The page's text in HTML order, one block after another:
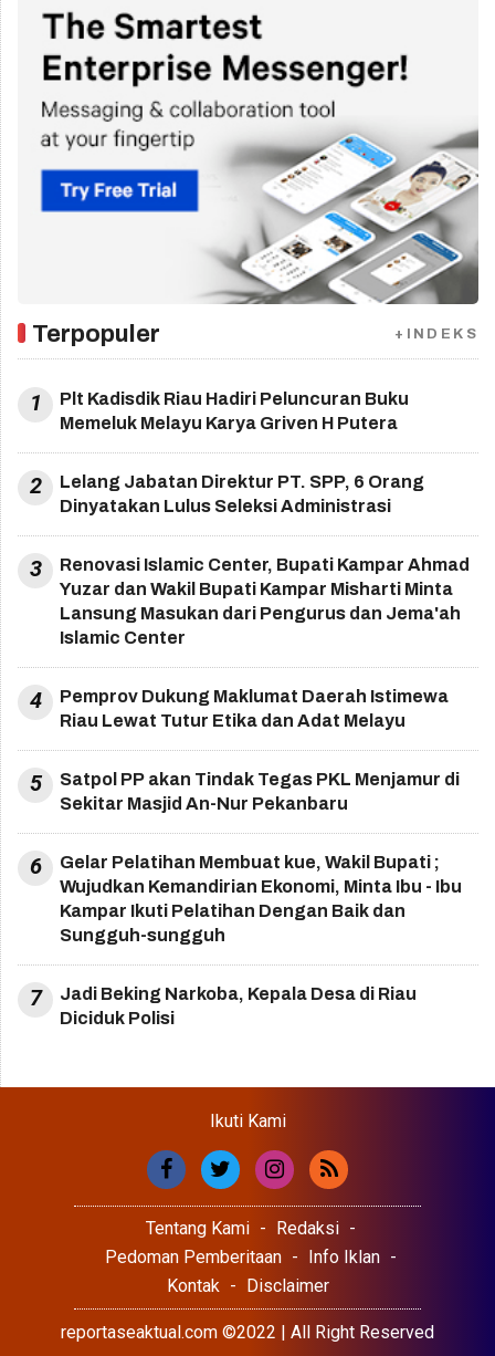
Terpopuler +INDEKS
1
Plt Kadisdik Riau Hadiri Peluncuran Buku
Memeluk Melayu Karya Griven H Putera
2
Lelang Jabatan Direktur PT. SPP, 6 Orang
Dinyatakan Lulus Seleksi Administrasi
3
Renovasi Islamic Center, Bupati Kampar Ahmad
Yuzar dan Wakil Bupati Kampar Misharti Minta
Lansung Masukan dari Pengurus dan Jema'ah
Islamic Center
4
Pemprov Dukung Maklumat Daerah Istimewa
Riau Lewat Tutur Etika dan Adat Melayu
5
Satpol PP akan Tindak Tegas PKL Menjamur di
Sekitar Masjid An-Nur Pekanbaru
6
Gelar Pelatihan Membuat kue, Wakil Bupati ;
Wujudkan Kemandirian Ekonomi, Minta Ibu - Ibu
Kampar Ikuti Pelatihan Dengan Baik dan
Sungguh-sungguh
7
Jadi Beking Narkoba, Kepala Desa di Riau
Diciduk Polisi
Ikuti Kami
Tentang Kami
Redaksi
Pedoman Pemberitaan
Info Iklan
Kontak
Disclaimer
reportaseaktual.com ©2022 | All Right Reserved